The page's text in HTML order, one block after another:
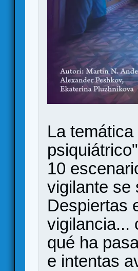
La
10
vigilante se
Despiertas
vigilancia...
qué ha
e intentas